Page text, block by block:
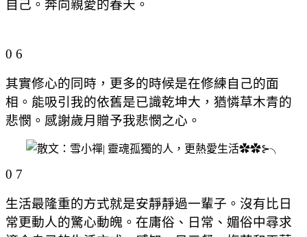
自己。奔向親愛的春天。
0 6
其實修心的同時，更多的時候是在修練自己的面
相。能吸引我的依舊是已識乾坤大，猶憐草木青的
悲憫。感謝歲月贈予我悲憫之心。
0 7
生活最隆重的方式就是安靜靜過一輩子。沒有比日
常更動人的驚心動魄。在庸俗、日常、媚俗中尋求